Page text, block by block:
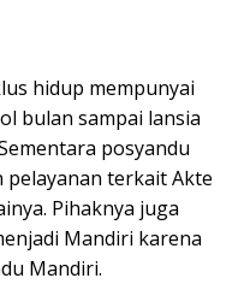
hidup mempunyai
bulan sampai lansia
posyandu
terkait Akte
Pihaknya juga
Mandiri karena
Mandiri.